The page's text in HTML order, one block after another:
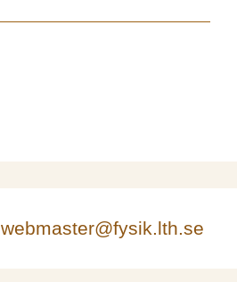
webmaster@fysik.lth.se